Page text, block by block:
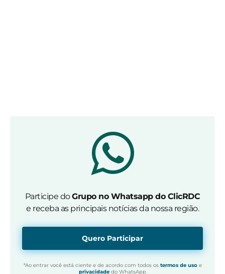
Participe doGrupo no Whatsapp do ClicRDC
e receba as principais notícias da nossa região.
Quero Participar
*Ao entrar você está ciente e de acordo com todos os termos de usoe
privacidade do WhatsApp